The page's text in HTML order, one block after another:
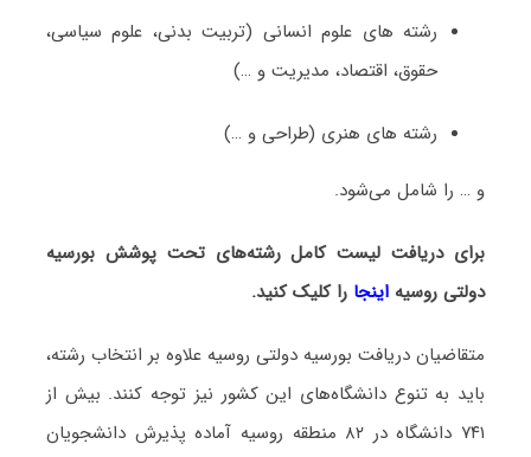
رشته های علوم انسانی (تربیت بدنی، علوم سیاسی،
حقوق، اقتصاد، مدیریت و …)
رشته های هنری (طراحی و …)
و … را شامل می‌شود.
برای دریافت لیست کامل رشته‌های تحت پوشش بورسیه
دولتی روسیه اینجا را کلیک کنید.
متقاضیان دریافت بورسیه دولتی روسیه علاوه بر انتخاب رشته،
باید به تنوع دانشگاه‌های این کشور نیز توجه کنند. بیش از
۷۴۱ دانشگاه در ۸۲ منطقه روسیه آماده پذیرش دانشجویان